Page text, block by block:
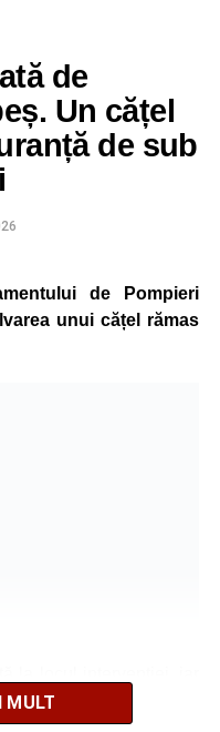
de
Un cățel
de sub
de Pompieri
unui cățel rămas
au reușit să extragă
a fost scos teafăr și
MULT